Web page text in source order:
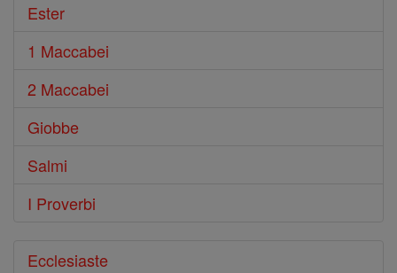
Ester
1 Maccabei
2 Maccabei
Giobbe
Salmi
I Proverbi
Ecclesiaste